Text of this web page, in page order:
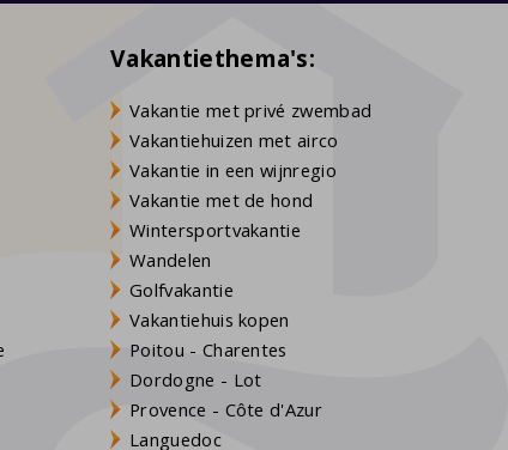
Vakantiethema's:
Vakantie met privé zwembad
Vakantiehuizen met airco
Vakantie in een wijnregio
Vakantie met de hond
Wintersportvakantie
Wandelen
Golfvakantie
Vakantiehuis kopen
Poitou - Charentes
Dordogne - Lot
Provence - Côte d'Azur
Languedoc